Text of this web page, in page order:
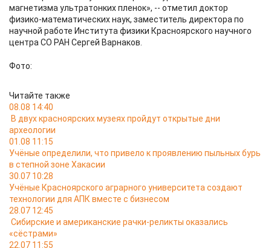
магнетизма ультратонких пленок», -- отметил доктор
физико-математических наук, заместитель директора по
научной работе Института физики Красноярского научного
центра СО РАН Сергей Варнаков.
Фото:
Читайте также
08.08 14:40
В двух красноярских музеях пройдут открытые дни
археологии
01.08 11:15
Учёные определили, что привело к проявлению пыльных бурь
в степной зоне Хакасии
30.07 10:28
Учёные Красноярского аграрного университета создают
технологии для АПК вместе с бизнесом
28.07 12:45
Сибирские и американские рачки-реликты оказались
«сёстрами»
22.07 11:55